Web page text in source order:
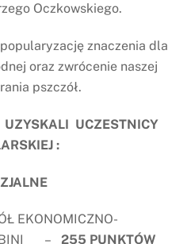
Oczkowskiego.
znaczenia dla
oraz zwrócenie naszej
pszczół.
UZYSKALI UCZESTNICY
:
EKONOMICZNO-
–255 PUNKTÓW